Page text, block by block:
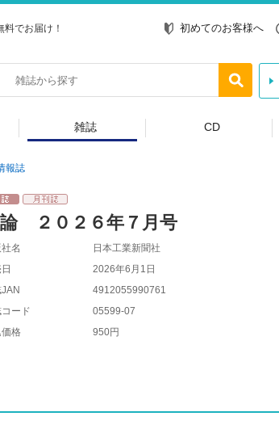
でお届け！ 初めてのお客様へ
雑誌 CD
報誌
２０２６年７月号
名
日本工業新聞社
2026年6月1日
4912055990761
ード
05599-07
格
950円